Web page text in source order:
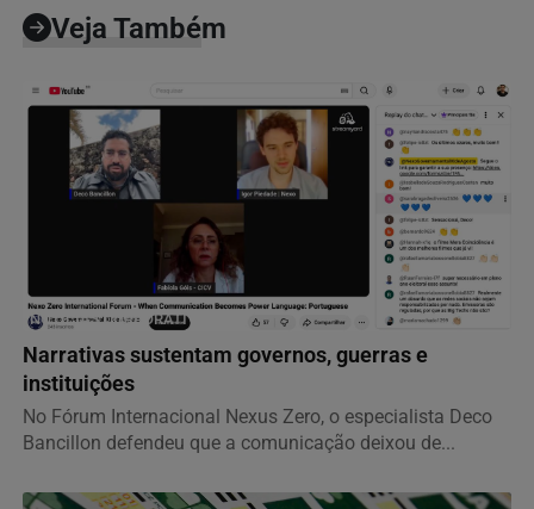
Veja Também
NOTÍCIAS CORPORATIVAS
Narrativas sustentam governos, guerras e
instituições
No Fórum Internacional Nexus Zero, o especialista Deco
Bancillon defendeu que a comunicação deixou de...